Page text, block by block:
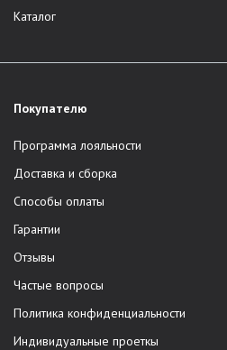
Каталог
Покупателю
Программа лояльности
Доставка и сборка
Способы оплаты
Гарантии
Отзывы
Частые вопросы
Политика конфиденциальности
Индивидуальные проеткы